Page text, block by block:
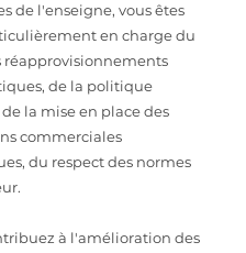
de l'enseigne, vous êtes
en charge du
réapprovisionnements
de la politique
la mise en place des
commerciales
du respect des normes
à l'amélioration des